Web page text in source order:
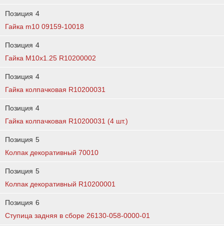
Позиция 4
Гайка m10 09159-10018
Позиция 4
Гайка М10х1.25 R10200002
Позиция 4
Гайка колпачковая R10200031
Позиция 4
Гайка колпачковая R10200031 (4 шт.)
Позиция 5
Колпак декоративный 70010
Позиция 5
Колпак декоративный R10200001
Позиция 6
Ступица задняя в сборе 26130-058-0000-01